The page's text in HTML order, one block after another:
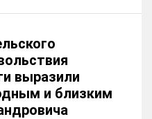
выразили
и близким